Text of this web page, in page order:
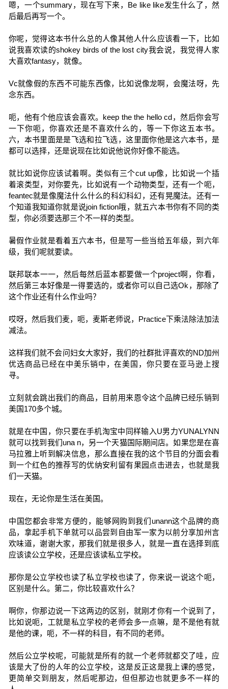
嗯，一个summary，现在写下来，Be like like发生什么了，然
后最后再写一个。
你呢，觉得这本书什么总的人像其他人什么应该看一下，比如
说我喜欢读的shokey birds of the lost city我会说，我觉得人家
大喜欢fantasy，就像。
Vc就像假的东西不可能东西像，比如说像龙啊，会魔法呀，先
念东西。
呃，他有个他应该会喜欢。keep the the hello cd，然后你会写
一下你呃，你喜欢还是不喜欢什么的，等一下你这五本书。
六，本书里面是是飞选和拉飞选，这里面你他是这六本书，是
都可以选择，还是说现在比如说他说你好像不能选。
就比如说你应该试着啊。类似有三个cut up像，比如说一个插
着滚类型，对你要先，比如说有一个动物类型，还有一个呃，
feantec就是像魔法什么什么的科幻科幻，还有晃魔法。还有一
个知道我知道你就是说join fiction哦，就五六本书你有不同的类
型，你必须要选那三个不一样的类型。
暑假作业就是看着五六本书，但是写一些当给五年级，到六年
级，我们呢就要读。
联邦联本一一，然后每然后蓝本都要做一个project啊，你看，
然后第三本好像是一得要选的，或者你可以自己选Ok，那除了
这个作业还有什么作业吗？
哎呀，然后我们麦，呃，麦斯老师说，Practice下乘法除法加法
减法。
这样我们就不会问妇女大家好，我们的社群批评喜欢的ND加州
优选商品已经在中美乐销中，在美国，你只要在亚马逊上搜
寻。
立刻就会跳出我们的商品，目前用来恩令这个品牌已经乐销到
美国170多个城。
就是在中国，你只要在手机淘宝中同样输入U男力YUNALYNN
就可以找到我们una n，另一个天猫国际期间店。如果您是在喜
马拉雅上听到解决信息，那么直接在我的这个节目的分面会看
到一个红色的推荐写的优纳安利留有果园点击进去，也就是我
们一天猫。
现在，无论你是生活在美国。
中国您都会非常方便的，能够网购到我们unann这个品牌的商
品，拿起手机下单就可以品尝到自由军一家为以前分享加州言
欢味道，谢谢大家，那我们就是很多人，就是一直在选择到底
应该读公立学校，还是应该读私立学校。
那你是公立学校也读了私立学校也读了，你来说一说这个呃，
区别是什么。第二，你比较喜欢什么？
啊你，你那边说一下这两边的区别，就刚才你有一个说到了，
比如说呃，工就是私立学校的老师会多一点嘛，是不是他有就
是他的课，呃，不一样的科目，有不同的老师。
然后公立学校呢，可能就是所有的就一个老师就都交了哇，应
该是大了份的人年的公立学校，这是反正这是我上课的感觉，
更简单交到朋友，然后呢那边，但但那边也就更多不一样的